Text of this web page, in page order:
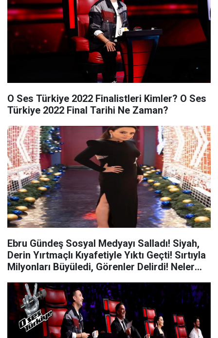
O Ses Türkiye 2022 Finalistleri Kimler? O Ses
Türkiye 2022 Final Tarihi Ne Zaman?
Ebru Gündeş Sosyal Medyayı Salladı! Siyah,
Derin Yırtmaçlı Kıyafetiyle Yıktı Geçti! Sırtıyla
Milyonları Büyüledi, Görenler Delirdi! Neler